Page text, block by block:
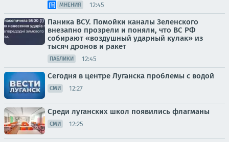
МНЕНИЯ 12:45
Паника ВСУ. Помойки каналы Зеленского
внезапно прозрели и поняли, что ВС РФ
собирают «воздушный ударный кулак» из
тысяч дронов и ракет
ПАБЛИКИ 12:45
Сегодня в центре Луганска проблемы с водой
СМИ 12:27
Среди луганских школ появились флагманы
СМИ 12:25